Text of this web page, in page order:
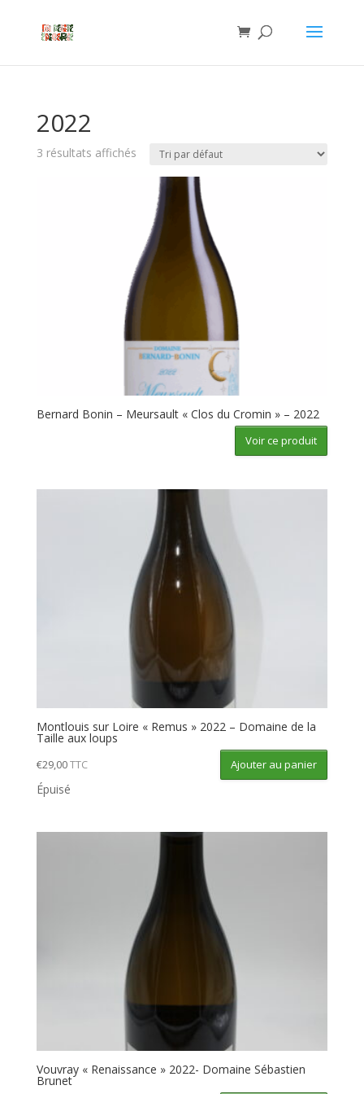
2022
3 résultats affichés
Bernard Bonin – Meursault « Clos du Cromin » – 2022
Voir ce produit
Montlouis sur Loire « Remus » 2022 – Domaine de la
Taille aux loups
€29,00TTC Ajouter au panier
Épuisé
Vouvray « Renaissance » 2022- Domaine Sébastien
Brunet